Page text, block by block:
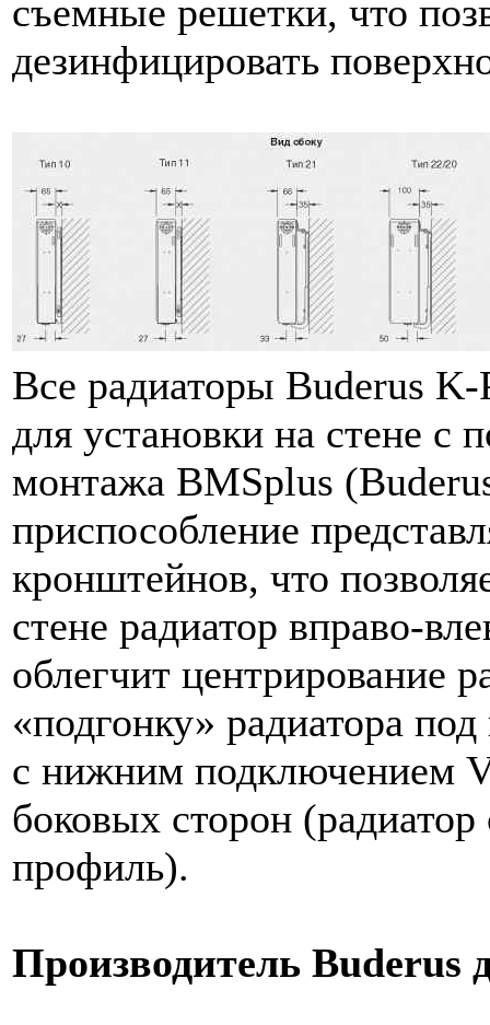
съемные решетки, что
дезинфицировать
Все радиаторы Buderus
для установки на стене
монтажа BMSplus
приспособление
кронштейнов, что
стене радиатор вправо-
облегчит центрирование
«подгонку» радиатора
с нижним подключением
боковых сторон
профиль).
Производитель Buderus